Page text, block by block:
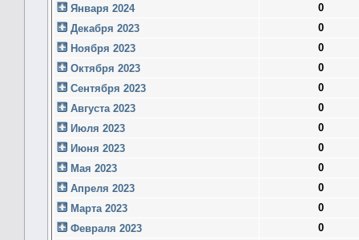
Января 2024
0
Декабря 2023
0
Ноября 2023
0
Октября 2023
0
Сентября 2023
0
Августа 2023
0
Июля 2023
0
Июня 2023
0
Мая 2023
0
Апреля 2023
0
Марта 2023
0
Февраля 2023
0